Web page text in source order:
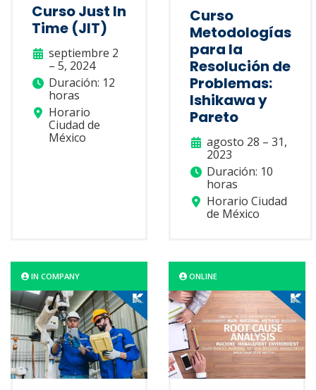
Curso Just In
Time (JIT)
septiembre 2
– 5, 2024
Duración: 12
horas
Horario
Ciudad de
México
Curso
Metodologías
para la
Resolución de
Problemas:
Ishikawa y
Pareto
agosto 28 – 31,
2023
Duración: 10
horas
Horario Ciudad
de México
IN COMPANY ONLINE